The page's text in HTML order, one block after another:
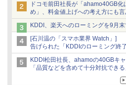
ドコモ前田社長が「ahamo40GB化
め」、料金値上げへの考え方にも言
KDDI、楽天へのローミングを9月末
[石川温の「スマホ業界 Watch」]
告げられた「KDDIのローミング終
マップの落とし穴と楽天モバイル
KDDI松田社長、ahamoの40GBキ
「品質などを含めて十分対抗できる